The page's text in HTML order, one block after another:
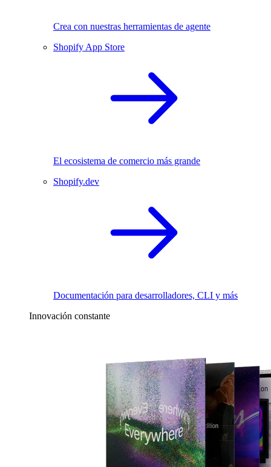
Crea con nuestras herramientas de agente
Shopify App Store
El ecosistema de comercio más grande
Shopify.dev
Documentación para desarrolladores, CLI y más
Innovación constante